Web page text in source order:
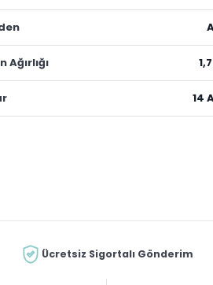
Ağırlığı
14
Ücretsiz Sigortalı Gönderim